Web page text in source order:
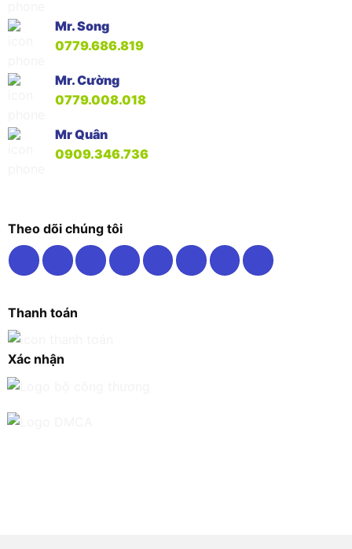
Mr. Song
0779.686.819
Mr. Cường
0779.008.018
Mr Quân
0909.346.736
Theo dõi chúng tôi
Thanh toán
Xác nhận